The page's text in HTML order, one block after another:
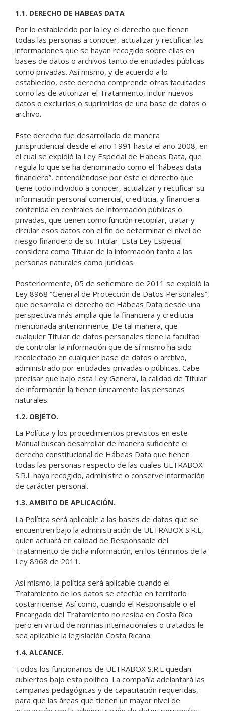
1.1. DERECHO DE HABEAS DATA
Por lo establecido por la ley el derecho que tienen
todas las personas a conocer, actualizar y rectificar las
informaciones que se hayan recogido sobre ellas en
bases de datos o archivos tanto de entidades públicas
como privadas. Así mismo, y de acuerdo a lo
establecido, este derecho comprende otras facultades
como las de autorizar el Tratamiento, incluir nuevos
datos o excluirlos o suprimirlos de una base de datos o
archivo.
Este derecho fue desarrollado de manera
jurisprudencial desde el año 1991 hasta el año 2008, en
el cual se expidió la Ley Especial de Habeas Data, que
regula lo que se ha denominado como el “hábeas data
financiero”, entendiéndose por éste el derecho que
tiene todo individuo a conocer, actualizar y rectificar su
información personal comercial, crediticia, y financiera
contenida en centrales de información públicas o
privadas, que tienen como función recopilar, tratar y
circular esos datos con el fin de determinar el nivel de
riesgo financiero de su Titular. Esta Ley Especial
considera como Titular de la información tanto a las
personas naturales como jurídicas.
Posteriormente, 05 de setiembre de 2011 se expidió la
Ley 8968 “General de Protección de Datos Personales”,
que desarrolla el derecho de Hábeas Data desde una
perspectiva más amplia que la financiera y crediticia
mencionada anteriormente. De tal manera, que
cualquier Titular de datos personales tiene la facultad
de controlar la información que de sí mismo ha sido
recolectado en cualquier base de datos o archivo,
administrado por entidades privadas o públicas. Cabe
precisar que bajo esta Ley General, la calidad de Titular
de información la tienen únicamente las personas
naturales.
1.2. OBJETO.
La Política y los procedimientos previstos en este
Manual buscan desarrollar de manera suficiente el
derecho constitucional de Hábeas Data que tienen
todas las personas respecto de las cuales ULTRABOX
S.R.L haya recogido, administre o conserve información
de carácter personal.
1.3. AMBITO DE APLICACIÓN.
La Política será aplicable a las bases de datos que se
encuentren bajo la administración de ULTRABOX S.R.L,
quien actuará en calidad de Responsable del
Tratamiento de dicha información, en los términos de la
Ley 8968 de 2011.
Así mismo, la política será aplicable cuando el
Tratamiento de los datos se efectúe en territorio
costarricense. Así como, cuando el Responsable o el
Encargado del Tratamiento no resida en Costa Rica
pero en virtud de normas internacionales o tratados le
sea aplicable la legislación Costa Ricana.
1.4. ALCANCE.
Todos los funcionarios de ULTRABOX S.R.L quedan
cubiertos bajo esta política. La compañía adelantará las
campañas pedagógicas y de capacitación requeridas,
para que las áreas que tienen un mayor nivel de